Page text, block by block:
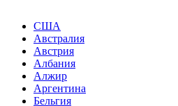
США
Австралия
Австрия
Албания
Алжир
Аргентина
Бельгия